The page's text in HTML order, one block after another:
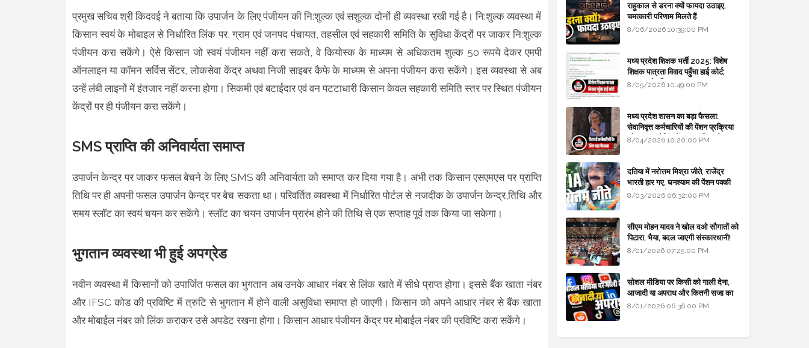
प्रमुख सचिव श्री किदवई ने बताया कि उपार्जन के लिए पंजीयन की नि:शुल्क एवं सशुल्क दोनों ही व्यवस्था रखी गई है। नि:शुल्क व्यवस्था में
किसान स्वयं के मोबाइल से निर्धारित लिंक पर, ग्राम एवं जनपद पंचायत, तहसील एवं सहकारी समिति के सुविधा केंद्रों पर जाकर नि:शुल्क
पंजीयन करा सकेंगे। ऐसे किसान जो स्वयं पंजीयन नहीं करा सकते, वे कियोस्क के माध्यम से अधिकतम शुल्क 50 रूपये देकर एमपी
ऑनलाइन या कॉमन सर्विस सेंटर, लोकसेवा केंद्र अथवा निजी साइबर कैफे के माध्यम से अपना पंजीयन करा सकेंगे। इस व्यवस्था से अब
उन्हें लंबी लाइनों में इंतजार नहीं करना होगा। सिकमी एवं बटाईदार एवं वन पटटाधारी किसान केवल सहकारी समिति स्तर पर स्थित पंजीयन
केंद्रों पर ही पंजीयन करा सकेंगे।
SMS प्राप्ति की अनिवार्यता समाप्त
उपार्जन केन्द्र पर जाकर फसल बेचने के लिए SMS की अनिवार्यता को समाप्त कर दिया गया है। अभी तक किसान एसएमएस पर प्राप्ति
तिथि पर ही अपनी फसल उपार्जन केन्द्र पर बेच सकता था। परिवर्तित व्यवस्था में निर्धारित पोर्टल से नजदीक के उपार्जन केन्द्र,तिथि और
समय स्लॉट का स्वयं चयन कर सकेंगे। स्लॉट का चयन उपार्जन प्रारंभ होने की तिथि से एक सप्ताह पूर्व तक किया जा सकेगा।
भुगतान व्यवस्था भी हुई अपग्रेड
नवीन व्यवस्था में किसानों को उपार्जित फसल का भुगतान अब उनके आधार नंबर से लिंक खाते में सीधे प्राप्त होगा। इससे बैंक खाता नंबर
और IFSC कोड की प्रविष्टि में त्रुटि से भुगतान में होने वाली असुविधा समाप्त हो जाएगी। किसान को अपने आधार नंबर से बैंक खाता
और मोबाईल नंबर को लिंक कराकर उसे अपडेट रखना होगा। किसान आधार पंजीयन केंद्र पर मोबाईल नंबर की प्रविष्टि करा सकेंगे।
राहुकाल से डरना क्यों फायदा उठाइए,
चमत्कारी परिणाम मिलते हैं
8/06/2026 10:39:00 PM
मध्य प्रदेश शिक्षक भर्ती 2025: विशेष
शिक्षक पात्रता विवाद पहुँचा हाई कोर्ट;
सरकार से माँगा जवाब
8/05/2026 10:49:00 PM
मध्य प्रदेश शासन का बड़ा फैसला:
सेवानिवृत्त कर्मचारियों की पेंशन प्रक्रिया
और बजट कोडिंग में हुए क्रांतिकारी
8/04/2026 10:20:00 PM
दतिया में नरोत्तम मिश्रा जीते, राजेंद्र
भारती हार गए, घनश्याम की पेंशन पक्की
और आशुतोष बैक टू...
8/03/2026 06:32:00 PM
सीएम मोहन यादव ने खोल दओ सौगातों को
पिटारा, भैया, बदल जाएगी संस्कारधानी!
8/01/2026 07:25:00 PM
सोशल मीडिया पर किसी को गाली देना,
आजादी या अपराध और कितनी सजा का
प्रावधान - free legal advice
8/01/2026 06:36:00 PM